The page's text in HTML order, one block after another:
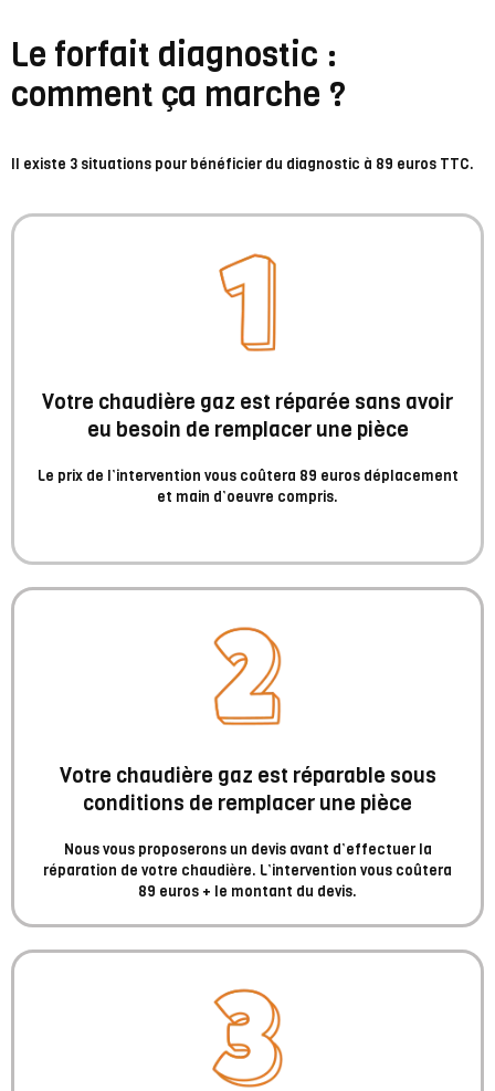
Le forfait diagnostic :
comment ça marche ?
Il existe 3 situations pour bénéficier du diagnostic à 89 euros TTC.
Votre chaudière gaz est réparée sans avoir
eu besoin de remplacer une pièce
Le prix de l’intervention vous coûtera 89 euros déplacement
et main d’oeuvre compris.
Votre chaudière gaz est réparable sous
conditions de remplacer une pièce
Nous vous proposerons un devis avant d’effectuer la
réparation de votre chaudière. L’intervention vous coûtera
89 euros + le montant du devis.